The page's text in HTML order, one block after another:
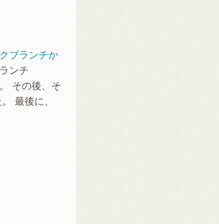
ブランチか
ンチ
その後、そ
最後に、